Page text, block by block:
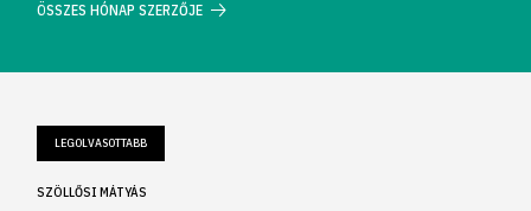
ÖSSZES HÓNAP SZERZŐJE
LEGOLVASOTTABB
SZÖLLŐSI MÁTYÁS